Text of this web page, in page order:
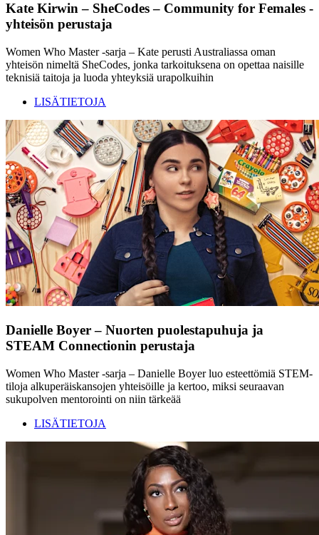
Kate Kirwin – SheCodes – Community for Females -
yhteisön perustaja
Women Who Master -sarja – Kate perusti Australiassa oman
yhteisön nimeltä SheCodes, jonka tarkoituksena on opettaa naisille
teknisiä taitoja ja luoda yhteyksiä urapolkuihin
LISÄTIETOJA
Danielle Boyer – Nuorten puolestapuhuja ja
STEAM Connectionin perustaja
Women Who Master -sarja – Danielle Boyer luo esteettömiä STEM-
tiloja alkuperäiskansojen yhteisöille ja kertoo, miksi seuraavan
sukupolven mentorointi on niin tärkeää
LISÄTIETOJA